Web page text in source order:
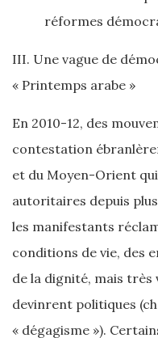
réformes
III. Une vague de
« Printemps arabe »
En 2010-12, des
contestation
et du Moyen-Orient
autoritaires depuis
les manifestants
conditions de vie, des
de la dignité, mais
devinrent politiques
« dégagisme »).